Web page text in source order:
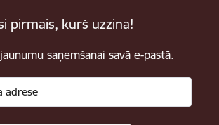
pirmais, kurš uzzina!
saņemšanai savā e-pastā.